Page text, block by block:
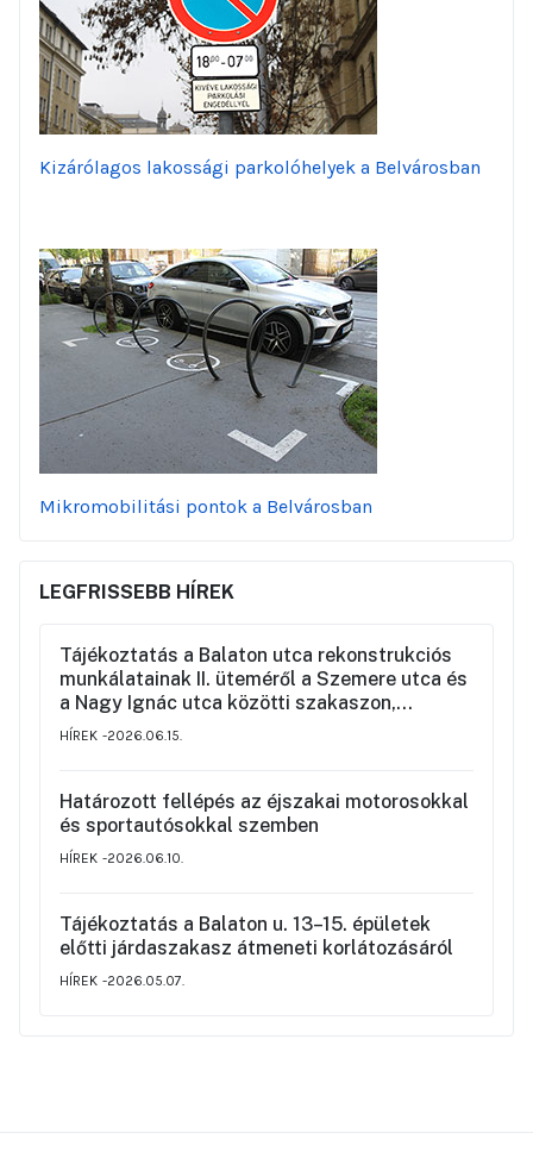
Kizárólagos lakossági parkolóhelyek a Belvárosban
Mikromobilitási pontok a Belvárosban
LEGFRISSEBB HÍREK
Tájékoztatás a Balaton utca rekonstrukciós
munkálatainak II. üteméről a Szemere utca és
a Nagy Ignác utca közötti szakaszon,
valamint a környék ideiglenes forgalmi
HÍREK 2026.06.15.
Határozott fellépés az éjszakai motorosokkal
és sportautósokkal szemben
HÍREK 2026.06.10.
Tájékoztatás a Balaton u. 13–15. épületek
előtti járdaszakasz átmeneti korlátozásáról
HÍREK 2026.05.07.